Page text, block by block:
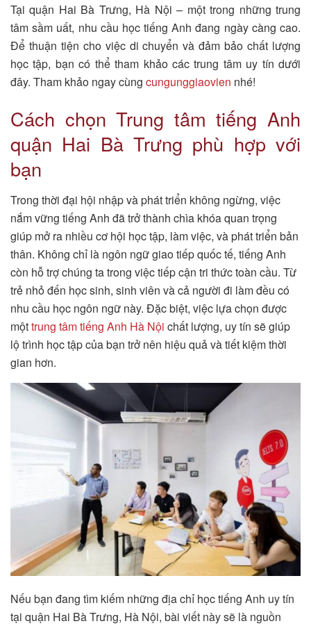
Tại quận Hai Bà Trưng, Hà Nội – một trong những trung
tâm sầm uất, nhu cầu học tiếng Anh đang ngày càng cao.
Để thuận tiện cho việc di chuyển và đảm bảo chất lượng
học tập, bạn có thể tham khảo các trung tâm uy tín dưới
đây. Tham khảo ngay cùng cungunggiaovien nhé!
Cách chọn Trung tâm tiếng Anh
quận Hai Bà Trưng phù hợp với
bạn
Trong thời đại hội nhập và phát triển không ngừng, việc
nắm vững tiếng Anh đã trở thành chìa khóa quan trọng
giúp mở ra nhiều cơ hội học tập, làm việc, và phát triển bản
thân. Không chỉ là ngôn ngữ giao tiếp quốc tế, tiếng Anh
còn hỗ trợ chúng ta trong việc tiếp cận tri thức toàn cầu. Từ
trẻ nhỏ đến học sinh, sinh viên và cả người đi làm đều có
nhu cầu học ngôn ngữ này. Đặc biệt, việc lựa chọn được
mộttrung tâm tiếng Anh Hà Nội chất lượng, uy tín sẽ giúp
lộ trình học tập của bạn trở nên hiệu quả và tiết kiệm thời
gian hơn.
Nếu bạn đang tìm kiếm những địa chỉ học tiếng Anh uy tín
tại quận Hai Bà Trưng, Hà Nội, bài viết này sẽ là nguồn